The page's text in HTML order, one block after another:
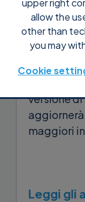
upper right
allow the
other than
you may
Cookie
Si, puoi
automatici
attivi gli
quando
versione
maggiori
Leggi gli